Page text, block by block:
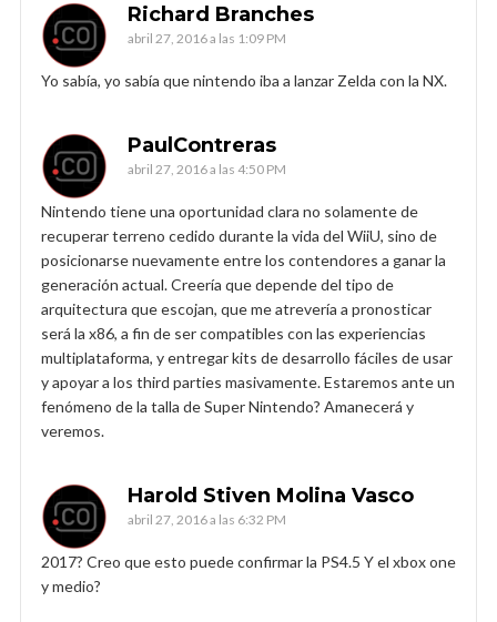
Richard Branches
abril 27, 2016 a las 1:09 PM
Yo sabía, yo sabía que nintendo iba a lanzar Zelda con la NX.
PaulContreras
abril 27, 2016 a las 4:50 PM
Nintendo tiene una oportunidad clara no solamente de
recuperar terreno cedido durante la vida del WiiU, sino de
posicionarse nuevamente entre los contendores a ganar la
generación actual. Creería que depende del tipo de
arquitectura que escojan, que me atrevería a pronosticar
será la x86, a fin de ser compatibles con las experiencias
multiplataforma, y entregar kits de desarrollo fáciles de usar
y apoyar a los third parties masivamente. Estaremos ante un
fenómeno de la talla de Super Nintendo? Amanecerá y
veremos.
Harold Stiven Molina Vasco
abril 27, 2016 a las 6:32 PM
2017? Creo que esto puede confirmar la PS4.5 Y el xbox one
y medio?